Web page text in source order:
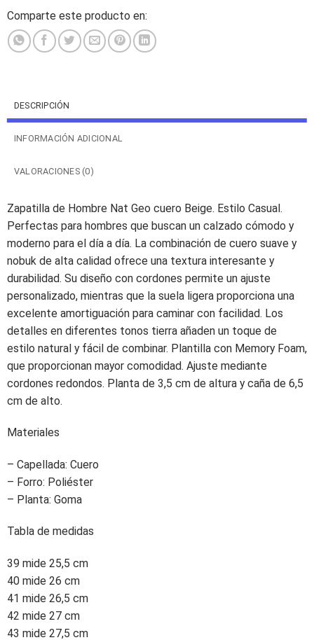
Comparte este producto en:
DESCRIPCIÓN
INFORMACIÓN ADICIONAL
VALORACIONES (0)
Zapatilla de Hombre Nat Geo cuero Beige. Estilo Casual.
Perfectas para hombres que buscan un calzado cómodo y
moderno para el día a día. La combinación de cuero suave y
nobuk de alta calidad ofrece una textura interesante y
durabilidad. Su diseño con cordones permite un ajuste
personalizado, mientras que la suela ligera proporciona una
excelente amortiguación para caminar con facilidad. Los
detalles en diferentes tonos tierra añaden un toque de
estilo natural y fácil de combinar. Plantilla con Memory Foam,
que proporcionan mayor comodidad. Ajuste mediante
cordones redondos. Planta de 3,5 cm de altura y caña de 6,5
cm de alto.
Materiales
– Capellada: Cuero
– Forro: Poliéster
– Planta: Goma
Tabla de medidas
39 mide 25,5 cm
40 mide 26 cm
41 mide 26,5 cm
42 mide 27 cm
43 mide 27,5 cm